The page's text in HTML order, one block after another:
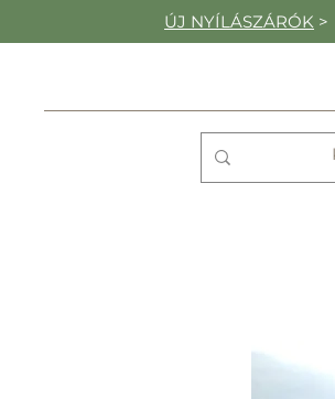
ÚJ NYÍLÁSZÁRÓK >